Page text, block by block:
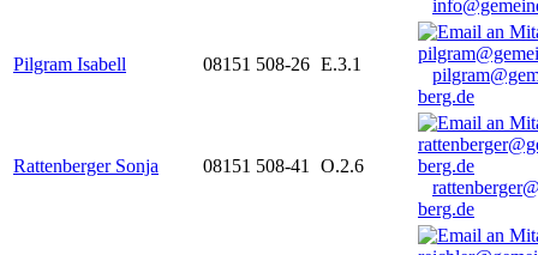
Pilgram Isabell 08151 508-26 E.3.1
berg.de
Rattenberger Sonja 08151 508-41
O.2.6
berg.de